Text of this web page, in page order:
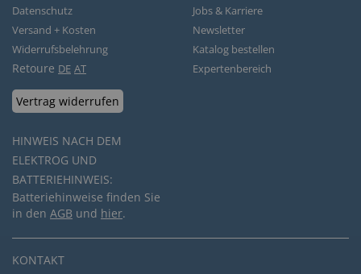
Datenschutz
Versand + Kosten
Widerrufsbelehrung
Retoure DE AT
Vertrag widerrufen
HINWEIS NACH DEM
ELEKTROG UND
BATTERIEHINWEIS:
Batteriehinweise finden Sie
in den AGB und hier.
Jobs & Karriere
Newsletter
Katalog bestellen
Expertenbereich
KONTAKT